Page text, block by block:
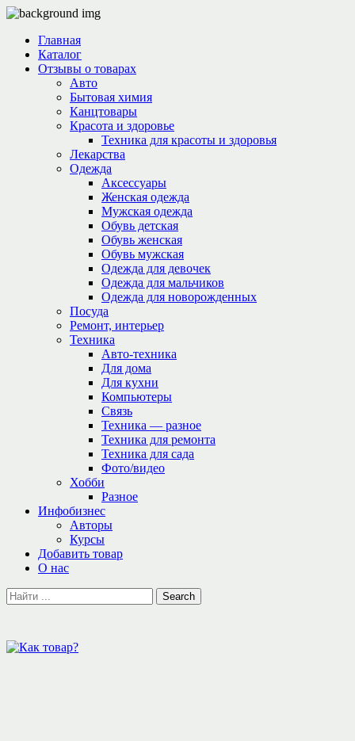
Главная
Каталог
Отзывы о товарах
Авто
Бытовая химия
Канцтовары
Красота и здоровье
Техника для красоты и здоровья
Лекарства
Одежда
Аксессуары
Женская одежда
Мужская одежда
Обувь детская
Обувь женская
Обувь мужская
Одежда для девочек
Одежда для мальчиков
Одежда для новорожденных
Посуда
Ремонт, интерьер
Техника
Авто-техника
Для дома
Для кухни
Компьютеры
Связь
Техника — разное
Техника для ремонта
Техника для сада
Фото/видео
Хобби
Разное
Инфобизнес
Авторы
Курсы
Добавить товар
О нас